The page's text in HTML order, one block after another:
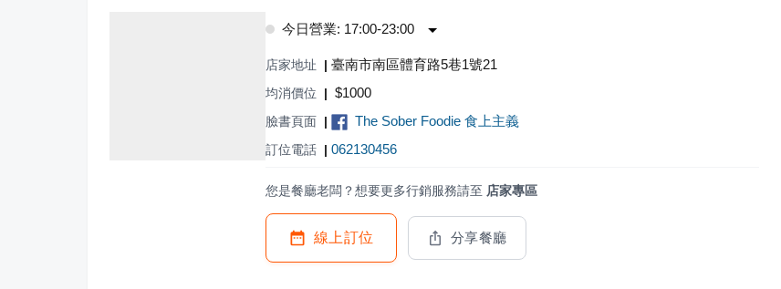
今日營業: 17:00-23:00
店家地址 | 臺南市南區體育路5巷1號21
均消價位 | $1000
臉書頁面 | The Sober Foodie 食上主義
訂位電話 | 062130456
您是餐廳老闆？想要更多行銷服務請至 店家專區
線上訂位 分享餐廳